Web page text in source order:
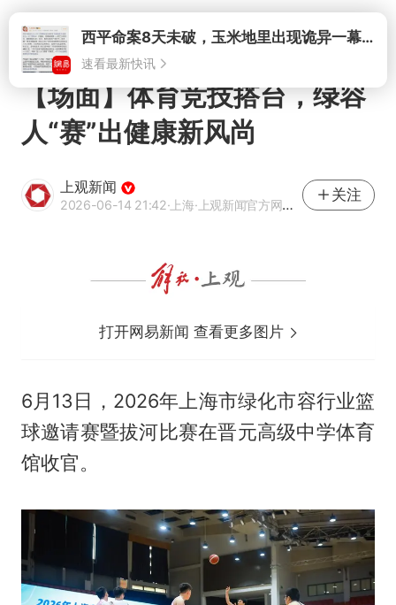
打开
【场面】体育竞技搭台，绿容
人“赛”出健康新风尚
上观新闻
2026-06-14 21:42·上海·上观新闻官方网易号
关注
打开网易新闻 查看更多图片
6月13日，2026年上海市绿化市容行业篮
球邀请赛暨拔河比赛在晋元高级中学体育
馆收官。